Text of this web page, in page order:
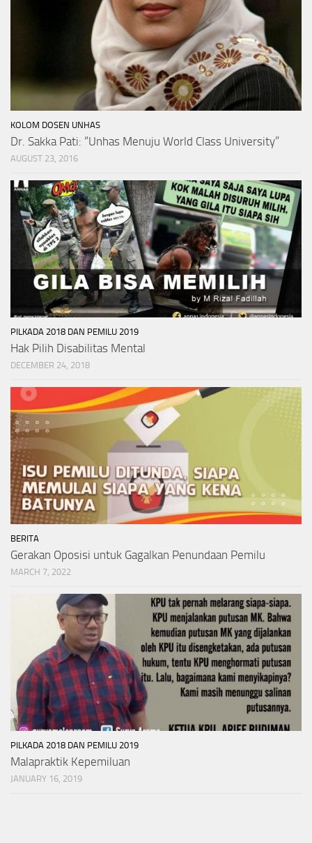
KOLOM DOSEN UNHAS
Dr. Sakka Pati: “Unhas Menuju World Class University”
AUGUST 23, 2016
PILKADA 2018 DAN PEMILU 2019
Hak Pilih Disabilitas Mental
DECEMBER 24, 2018
BERITA
Gerakan Oposisi untuk Gagalkan Penundaan Pemilu
MARCH 7, 2022
PILKADA 2018 DAN PEMILU 2019
Malapraktik Kepemiluan
JANUARY 16, 2019